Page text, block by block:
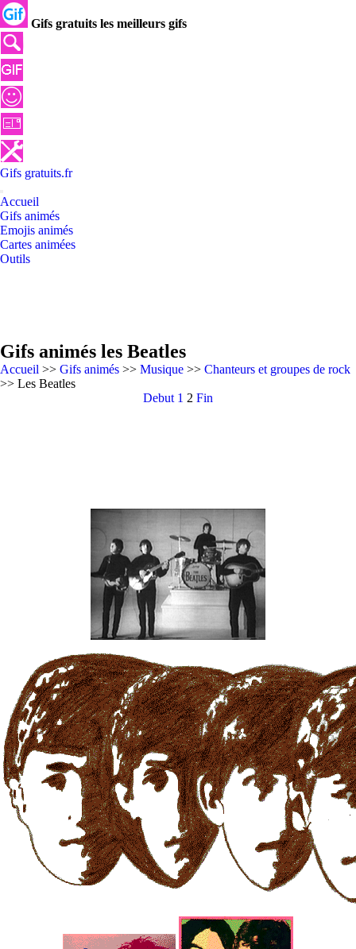
Gifs gratuits les meilleurs gifs
Gifs gratuits.fr
Accueil
Gifs animés
Emojis animés
Cartes animées
Outils
Gifs animés les Beatles
Accueil >> Gifs animés >> Musique >> Chanteurs et groupes de rock
>> Les Beatles
Debut 1 2 Fin